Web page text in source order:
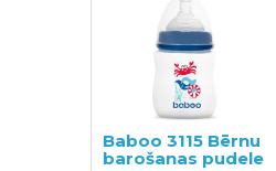
Baboo 3115 Bērnu
barošanas pudele